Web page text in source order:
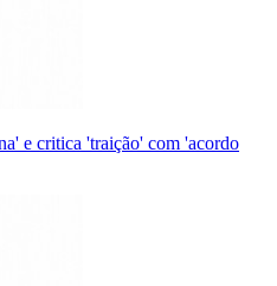
e critica 'traição' com 'acordo